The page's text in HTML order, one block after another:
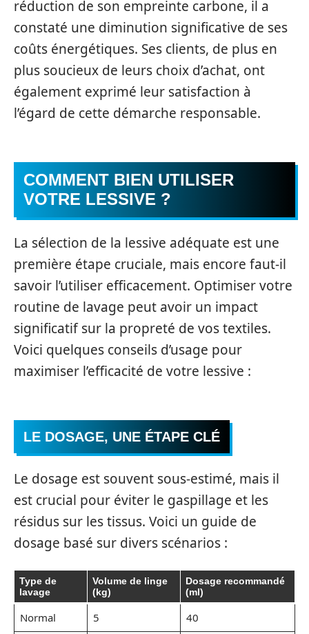
réduction de son empreinte carbone, il a
constaté une diminution significative de ses
coûts énergétiques. Ses clients, de plus en
plus soucieux de leurs choix d’achat, ont
également exprimé leur satisfaction à
l’égard de cette démarche responsable.
COMMENT BIEN UTILISER
VOTRE LESSIVE ?
La sélection de la lessive adéquate est une
première étape cruciale, mais encore faut-il
savoir l’utiliser efficacement. Optimiser votre
routine de lavage peut avoir un impact
significatif sur la propreté de vos textiles.
Voici quelques conseils d’usage pour
maximiser l’efficacité de votre lessive :
LE DOSAGE, UNE ÉTAPE CLÉ
Le dosage est souvent sous-estimé, mais il
est crucial pour éviter le gaspillage et les
résidus sur les tissus. Voici un guide de
dosage basé sur divers scénarios :
Type de
lavage
Volume de linge
(kg)
Dosage recommandé
(ml)
Normal 5
40